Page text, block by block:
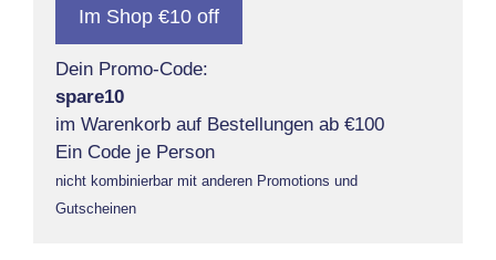
Im Shop €10 off
Dein Promo-Code:
spare10
im Warenkorb auf Bestellungen ab €100
Ein Code je Person
nicht kombinierbar mit anderen Promotions und
Gutscheinen